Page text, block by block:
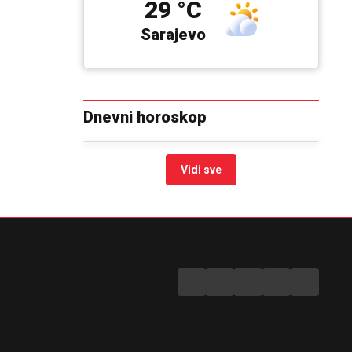
Sarajevo
29 °C
Dnevni horoskop
Vidi sve